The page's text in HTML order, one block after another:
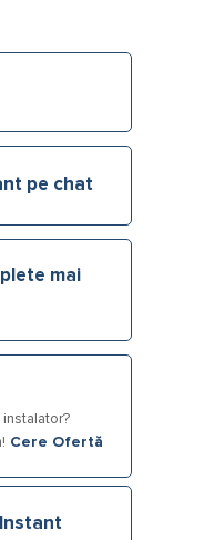
pe chat
mai
Cere Ofertă